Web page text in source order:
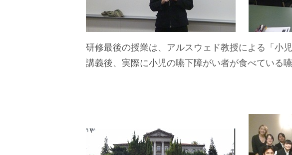
研修最後の授業は、アルスウェド教授による「小
講義後、実際に小児の嚥下障がい者が食べている